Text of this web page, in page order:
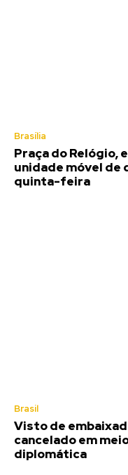
Brasília
Praça do Relógio,
unidade móvel de
quinta-feira
Brasil
Visto de
cancelado em
diplomática